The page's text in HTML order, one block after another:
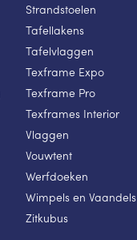
Strandstoelen
Tafellakens
Tafelvlaggen
Texframe Expo
Texframe Pro
Texframes Interior
Vlaggen
Vouwtent
Werfdoeken
Wimpels en Vaandels
Zitkubus